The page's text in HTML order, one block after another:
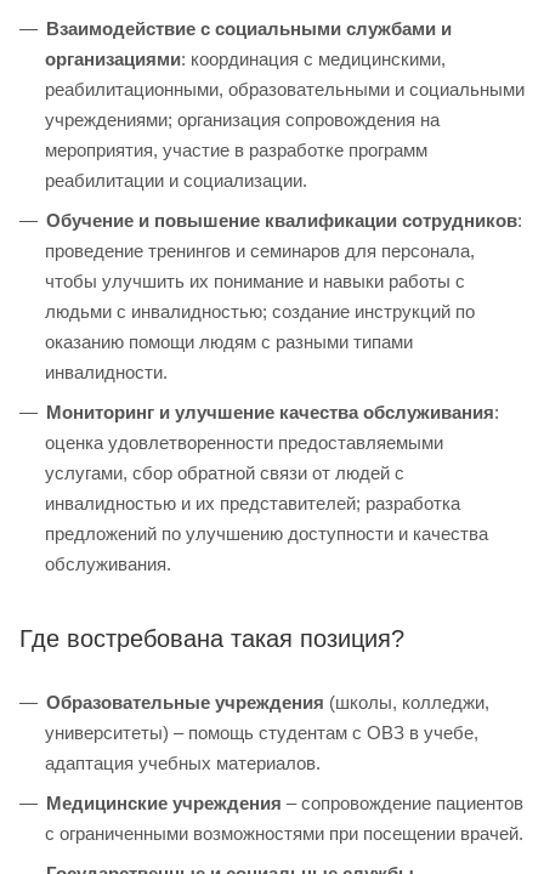
Взаимодействие с социальными службами и
организациями: координация с медицинскими,
реабилитационными, образовательными и социальными
учреждениями; организация сопровождения на
мероприятия, участие в разработке программ
реабилитации и социализации.
Обучение и повышение квалификации сотрудников:
проведение тренингов и семинаров для персонала,
чтобы улучшить их понимание и навыки работы с
людьми с инвалидностью; создание инструкций по
оказанию помощи людям с разными типами
инвалидности.
Мониторинг и улучшение качества обслуживания:
оценка удовлетворенности предоставляемыми
услугами, сбор обратной связи от людей с
инвалидностью и их представителей; разработка
предложений по улучшению доступности и качества
обслуживания.
Где востребована такая позиция?
Образовательные учреждения (школы, колледжи,
университеты) – помощь студентам с ОВЗ в учебе,
адаптация учебных материалов.
Медицинские учреждения – сопровождение пациентов
с ограниченными возможностями при посещении врачей.